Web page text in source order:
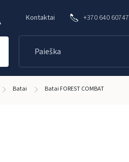
Kontaktai +370 640 60747
Batai Batai FOREST COMBAT